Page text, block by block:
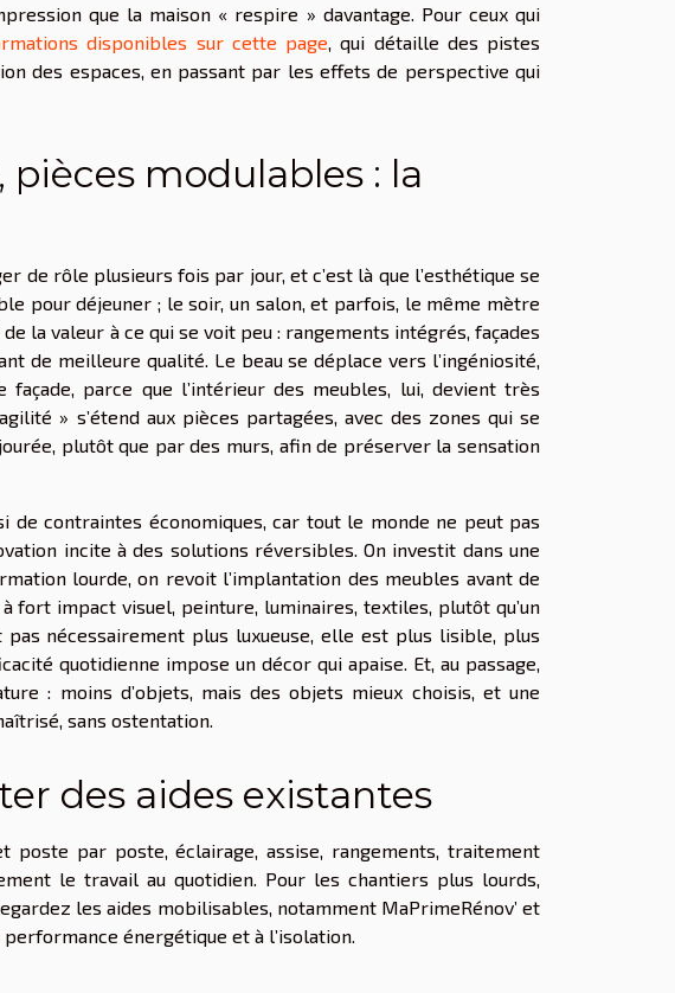
que la maison « respire » davantage. Pour ceux qui
disponibles sur cette page , qui détaille des pistes
des espaces, en passant par les effets de perspective qui
modulables : la
de rôle plusieurs fois par jour, et c’est là que l’esthétique se
pour déjeuner ; le soir, un salon, et parfois, le même mètre
la valeur à ce qui se voit peu : rangements intégrés, façades
de meilleure qualité. Le beau se déplace vers l’ingéniosité,
parce que l’intérieur des meubles, lui, devient très
» s’étend aux pièces partagées, avec des zones qui se
plutôt que par des murs, afin de préserver la sensation
contraintes économiques, car tout le monde ne peut pas
incite à des solutions réversibles. On investit dans une
lourde, on revoit l’implantation des meubles avant de
fort impact visuel, peinture, luminaires, textiles, plutôt qu’un
nécessairement plus luxueuse, elle est plus lisible, plus
quotidienne impose un décor qui apaise. Et, au passage,
: moins d’objets, mais des objets mieux choisis, et une
sans ostentation.
des aides existantes
poste par poste, éclairage, assise, rangements, traitement
le travail au quotidien. Pour les chantiers plus lourds,
les aides mobilisables, notamment MaPrimeRénov’ et
énergétique et à l’isolation.